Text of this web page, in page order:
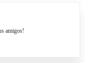
amigos!